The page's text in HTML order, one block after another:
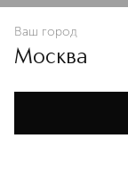
Политике
В
Ваш город
Москва